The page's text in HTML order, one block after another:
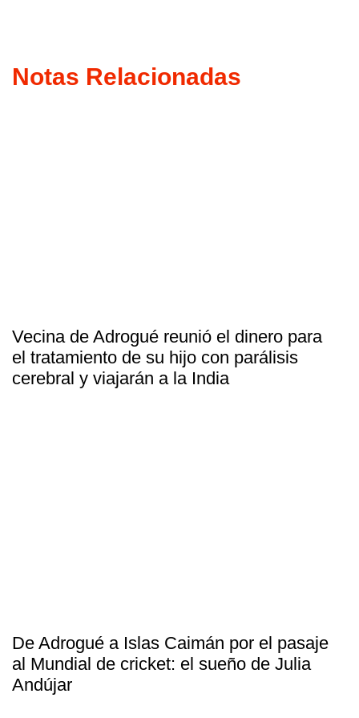
Notas Relacionadas
Vecina de Adrogué reunió el dinero para
el tratamiento de su hijo con parálisis
cerebral y viajarán a la India
De Adrogué a Islas Caimán por el pasaje
al Mundial de cricket: el sueño de Julia
Andújar